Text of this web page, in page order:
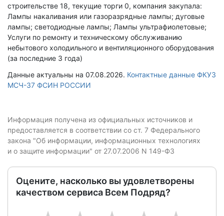
строительстве 18, текущие торги 0, компания закупала:
Лампы накаливания или газоразрядные лампы; дуговые
лампы; светодиодные лампы; Лампы ультрафиолетовые;
Услуги по ремонту и техническому обслуживанию
небытового холодильного и вентиляционного оборудования
(за последние 3 года)
Данные актуальны на 07.08.2026. Контактные данные ФКУЗ
МСЧ-37 ФСИН РОССИИ
Информация получена из официальных источников и
предоставляется в соответствии со ст. 7 Федерального
закона "Об информации, информационных технологиях
и о защите информации" от 27.07.2006 N 149-ФЗ
Оцените, насколько вы удовлетворены
качеством сервиса Всем Подряд?